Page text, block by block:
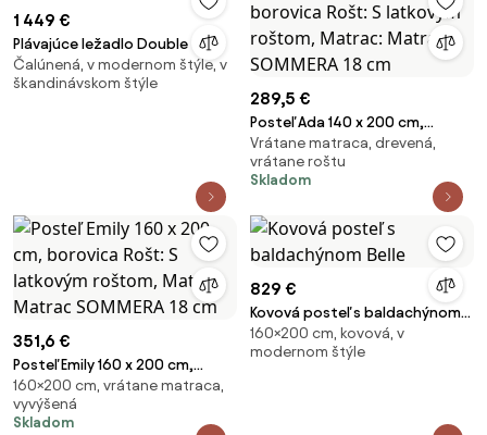
1 449 €
Plávajúce ležadlo Double
Čalúnená, v modernom štýle, v
škandinávskom štýle
289,5 €
Posteľ Ada 140 x 200 cm,
borovica Rošt: S latkovým
roštom, Matrac: Matrac
SOMMERA 18 cm
Vrátane matraca, drevená,
vrátane roštu
Skladom
351,6 €
Posteľ Emily 160 x 200 cm,
borovica Rošt: S latkovým
roštom, Matrac: Matrac
SOMMERA 18 cm
160×200 cm, vrátane matraca,
vyvýšená
Skladom
829 €
Kovová posteľ s baldachýnom
Belle
160×200 cm, kovová, v
modernom štýle